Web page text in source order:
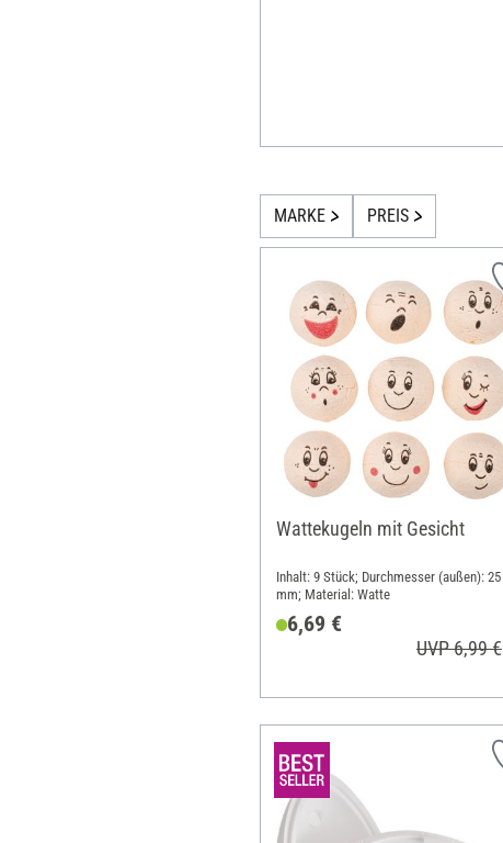
MARKE PREIS
Wattekugeln mit Gesicht
Inhalt: 9 Stück; Durchmesser (außen): 25
mm; Material: Watte
6,69 €
UVP 6,99 €